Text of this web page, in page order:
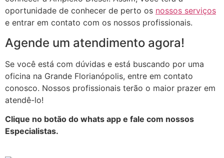
oportunidade de conhecer de perto os nossos serviços
e entrar em contato com os nossos profissionais.
Agende um atendimento agora!
Se você está com dúvidas e está buscando por uma
oficina na Grande Florianópolis, entre em contato
conosco. Nossos profissionais terão o maior prazer em
atendê-lo!
Clique no botão do whats app e fale com nossos
Especialistas.